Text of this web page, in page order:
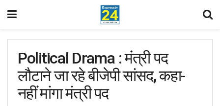
Political Drama : मंत्री पद
लौटाने जा रहे बीजेपी सांसद, कहा-
नहीं मांगा मंत्री पद